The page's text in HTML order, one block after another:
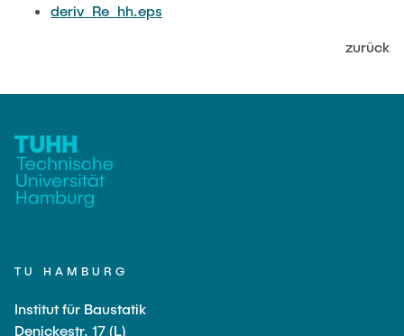
deriv_Re_hh.eps
zurück
TU HAMBURG
Institut für Baustatik
Denickestr. 17 (L)